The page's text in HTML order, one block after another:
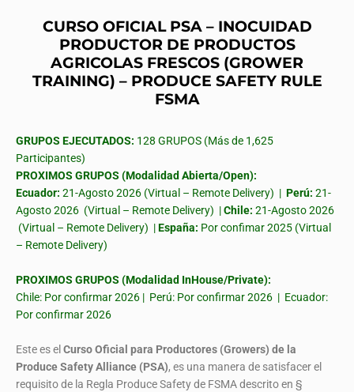
CURSO OFICIAL PSA – INOCUIDAD
PRODUCTOR DE PRODUCTOS
AGRICOLAS FRESCOS (GROWER
TRAINING) – PRODUCE SAFETY RULE
FSMA
GRUPOS EJECUTADOS: 128 GRUPOS (Más de 1,625
Participantes)
PROXIMOS GRUPOS (Modalidad Abierta/Open):
Ecuador: 21-Agosto 2026 (Virtual – Remote Delivery) | Perú: 21-
Agosto 2026 (Virtual – Remote Delivery) |Chile: 21-Agosto 2026
(Virtual – Remote Delivery) |España: Por confimar 2025 (Virtual
– Remote Delivery)
PROXIMOS GRUPOS (Modalidad InHouse/Private):
Chile: Por confirmar 2026 | Perú: Por confirmar 2026 | Ecuador:
Por confirmar 2026
Este es el Curso Oficial para Productores (Growers) de la
Produce Safety Alliance (PSA), es una manera de satisfacer el
requisito de la Regla Produce Safety de FSMA descrito en §